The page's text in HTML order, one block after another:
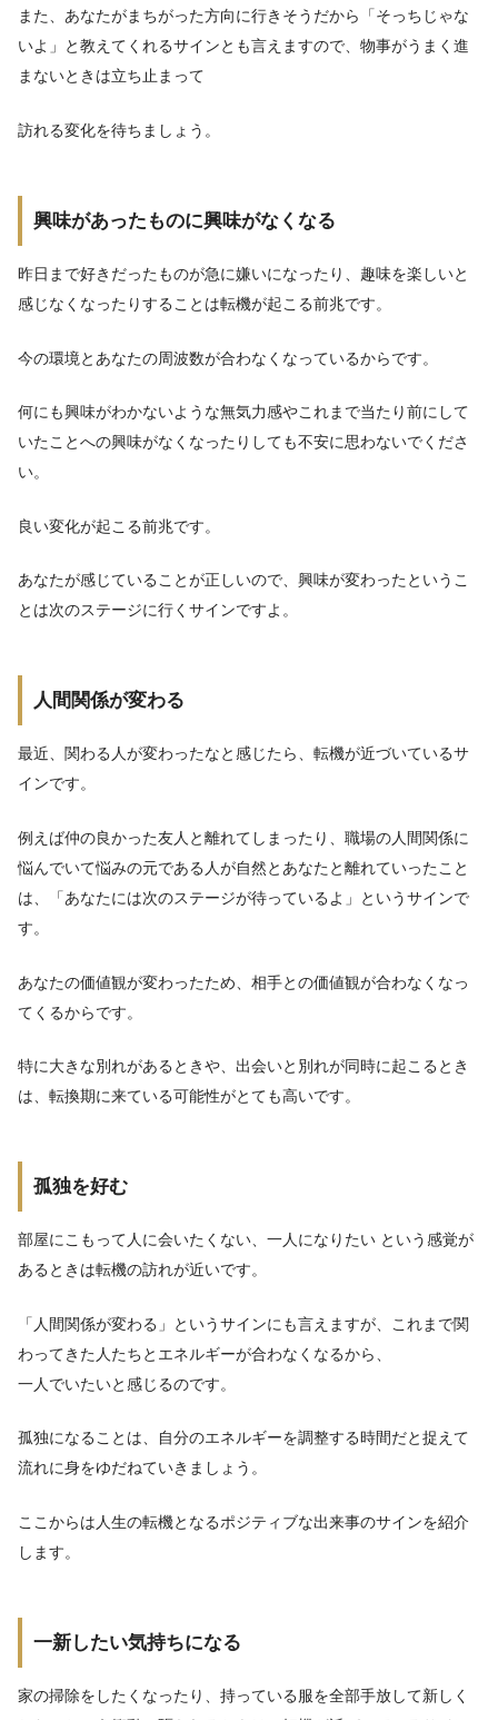
また、あなたがまちがった方向に行きそうだから「そっちじゃな
いよ」と教えてくれるサインとも言えますので、物事がうまく進
まないときは立ち止まって
訪れる変化を待ちましょう。
興味があったものに興味がなくなる
昨日まで好きだったものが急に嫌いになったり、趣味を楽しいと
感じなくなったりすることは転機が起こる前兆です。
今の環境とあなたの周波数が合わなくなっているからです。
何にも興味がわかないような無気力感やこれまで当たり前にして
いたことへの興味がなくなったりしても不安に思わないでくださ
い。
良い変化が起こる前兆です。
あなたが感じていることが正しいので、興味が変わったというこ
とは次のステージに行くサインですよ。
人間関係が変わる
最近、関わる人が変わったなと感じたら、転機が近づいているサ
インです。
例えば仲の良かった友人と離れてしまったり、職場の人間関係に
悩んでいて悩みの元である人が自然とあなたと離れていったこと
は、「あなたには次のステージが待っているよ」というサインで
す。
あなたの価値観が変わったため、相手との価値観が合わなくなっ
てくるからです。
特に大きな別れがあるときや、出会いと別れが同時に起こるとき
は、転換期に来ている可能性がとても高いです。
孤独を好む
部屋にこもって人に会いたくない、一人になりたい という感覚が
あるときは転機の訪れが近いです。
「人間関係が変わる」というサインにも言えますが、これまで関
わってきた人たちとエネルギーが合わなくなるから、
一人でいたいと感じるのです。
孤独になることは、自分のエネルギーを調整する時間だと捉えて
流れに身をゆだねていきましょう。
ここからは人生の転機となるポジティブな出来事のサインを紹介
します。
一新したい気持ちになる
家の掃除をしたくなったり、持っている服を全部手放して新しく